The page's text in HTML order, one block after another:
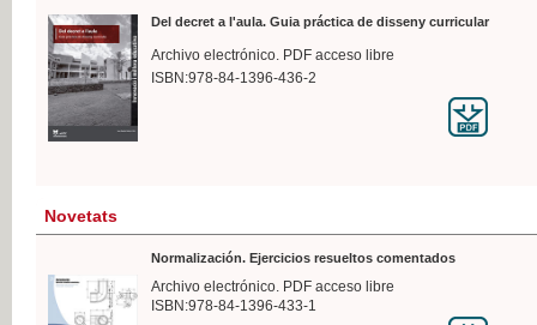
Del decret a l'aula. Guia práctica de disseny curricular
Archivo electrónico. PDF acceso libre
ISBN:978-84-1396-436-2
Novetats
Normalización. Ejercicios resueltos comentados
Archivo electrónico. PDF acceso libre
ISBN:978-84-1396-433-1